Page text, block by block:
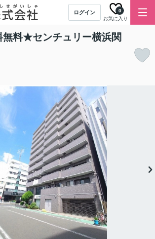
ログイン
お気に入り
0
料★センチュリー横浜関